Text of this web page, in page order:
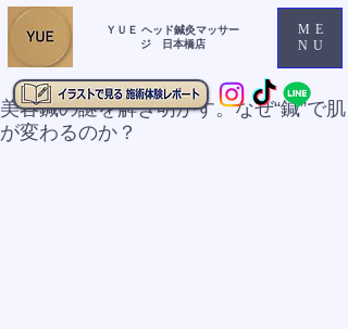
ＹＵＥ ヘッド鍼灸マッサー
ジ 日本橋店
ME
NU
美容鍼の謎を解き明かす。なぜ“鍼”で肌
が変わるのか？